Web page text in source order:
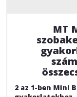
MT
2 az 1-ben Mini